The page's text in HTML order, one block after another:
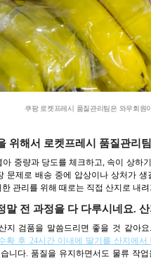
쿠팡 로켓프레시 품질관리팀은 와우회원
위해서 로켓프레시 품질관리
중량과 당도를 체크하고, 속이 상하
문제로 배송 중에 압상이나 상처가
관리를 위해 때로는 직접 산지로 내려
말 전 과정을 다 다루시네요.
지 검품을 말씀드리면 좋을 것 같아
확 후 24시간 이내에 딸기를 산지에서
니다. 품질을 유지하면서도 물류 작